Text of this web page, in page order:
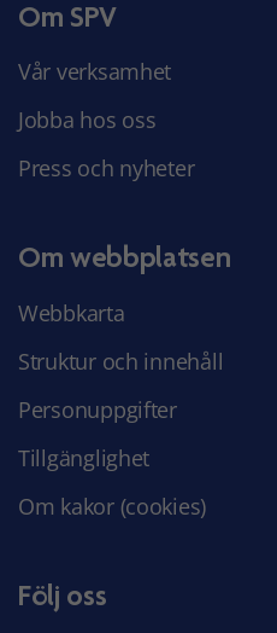
Om SPV
Vår verksamhet
Jobba hos oss
Press och nyheter
Om webbplatsen
Webbkarta
Struktur och innehåll
Personuppgifter
Tillgänglighet
Om kakor (cookies)
Följ oss